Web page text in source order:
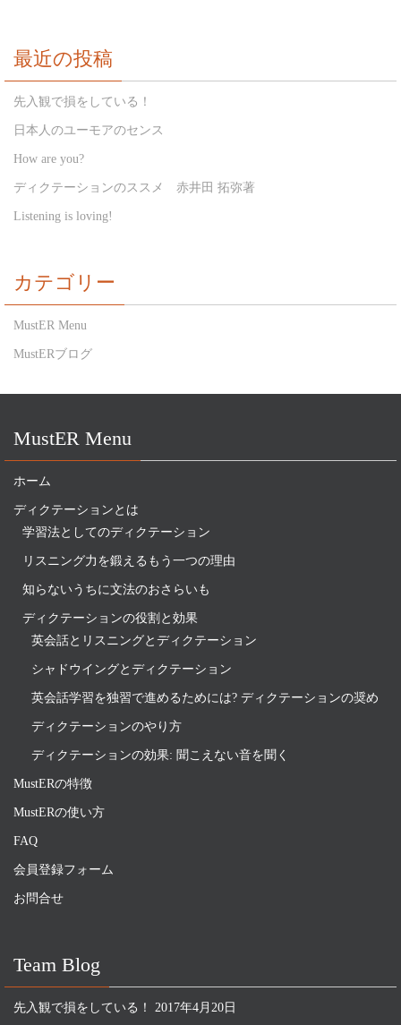
最近の投稿
先入観で損をしている！
日本人のユーモアのセンス
How are you?
ディクテーションのススメ 赤井田 拓弥著
Listening is loving!
カテゴリー
MustER Menu
MustERブログ
MustER Menu
ホーム
ディクテーションとは
学習法としてのディクテーション
リスニング力を鍛えるもう一つの理由
知らないうちに文法のおさらいも
ディクテーションの役割と効果
英会話とリスニングとディクテーション
シャドウイングとディクテーション
英会話学習を独習で進めるためには? ディクテーションの奨め
ディクテーションのやり方
ディクテーションの効果: 聞こえない音を聞く
MustERの特徴
MustERの使い方
FAQ
会員登録フォーム
お問合せ
Team Blog
先入観で損をしている！ 2017年4月20日